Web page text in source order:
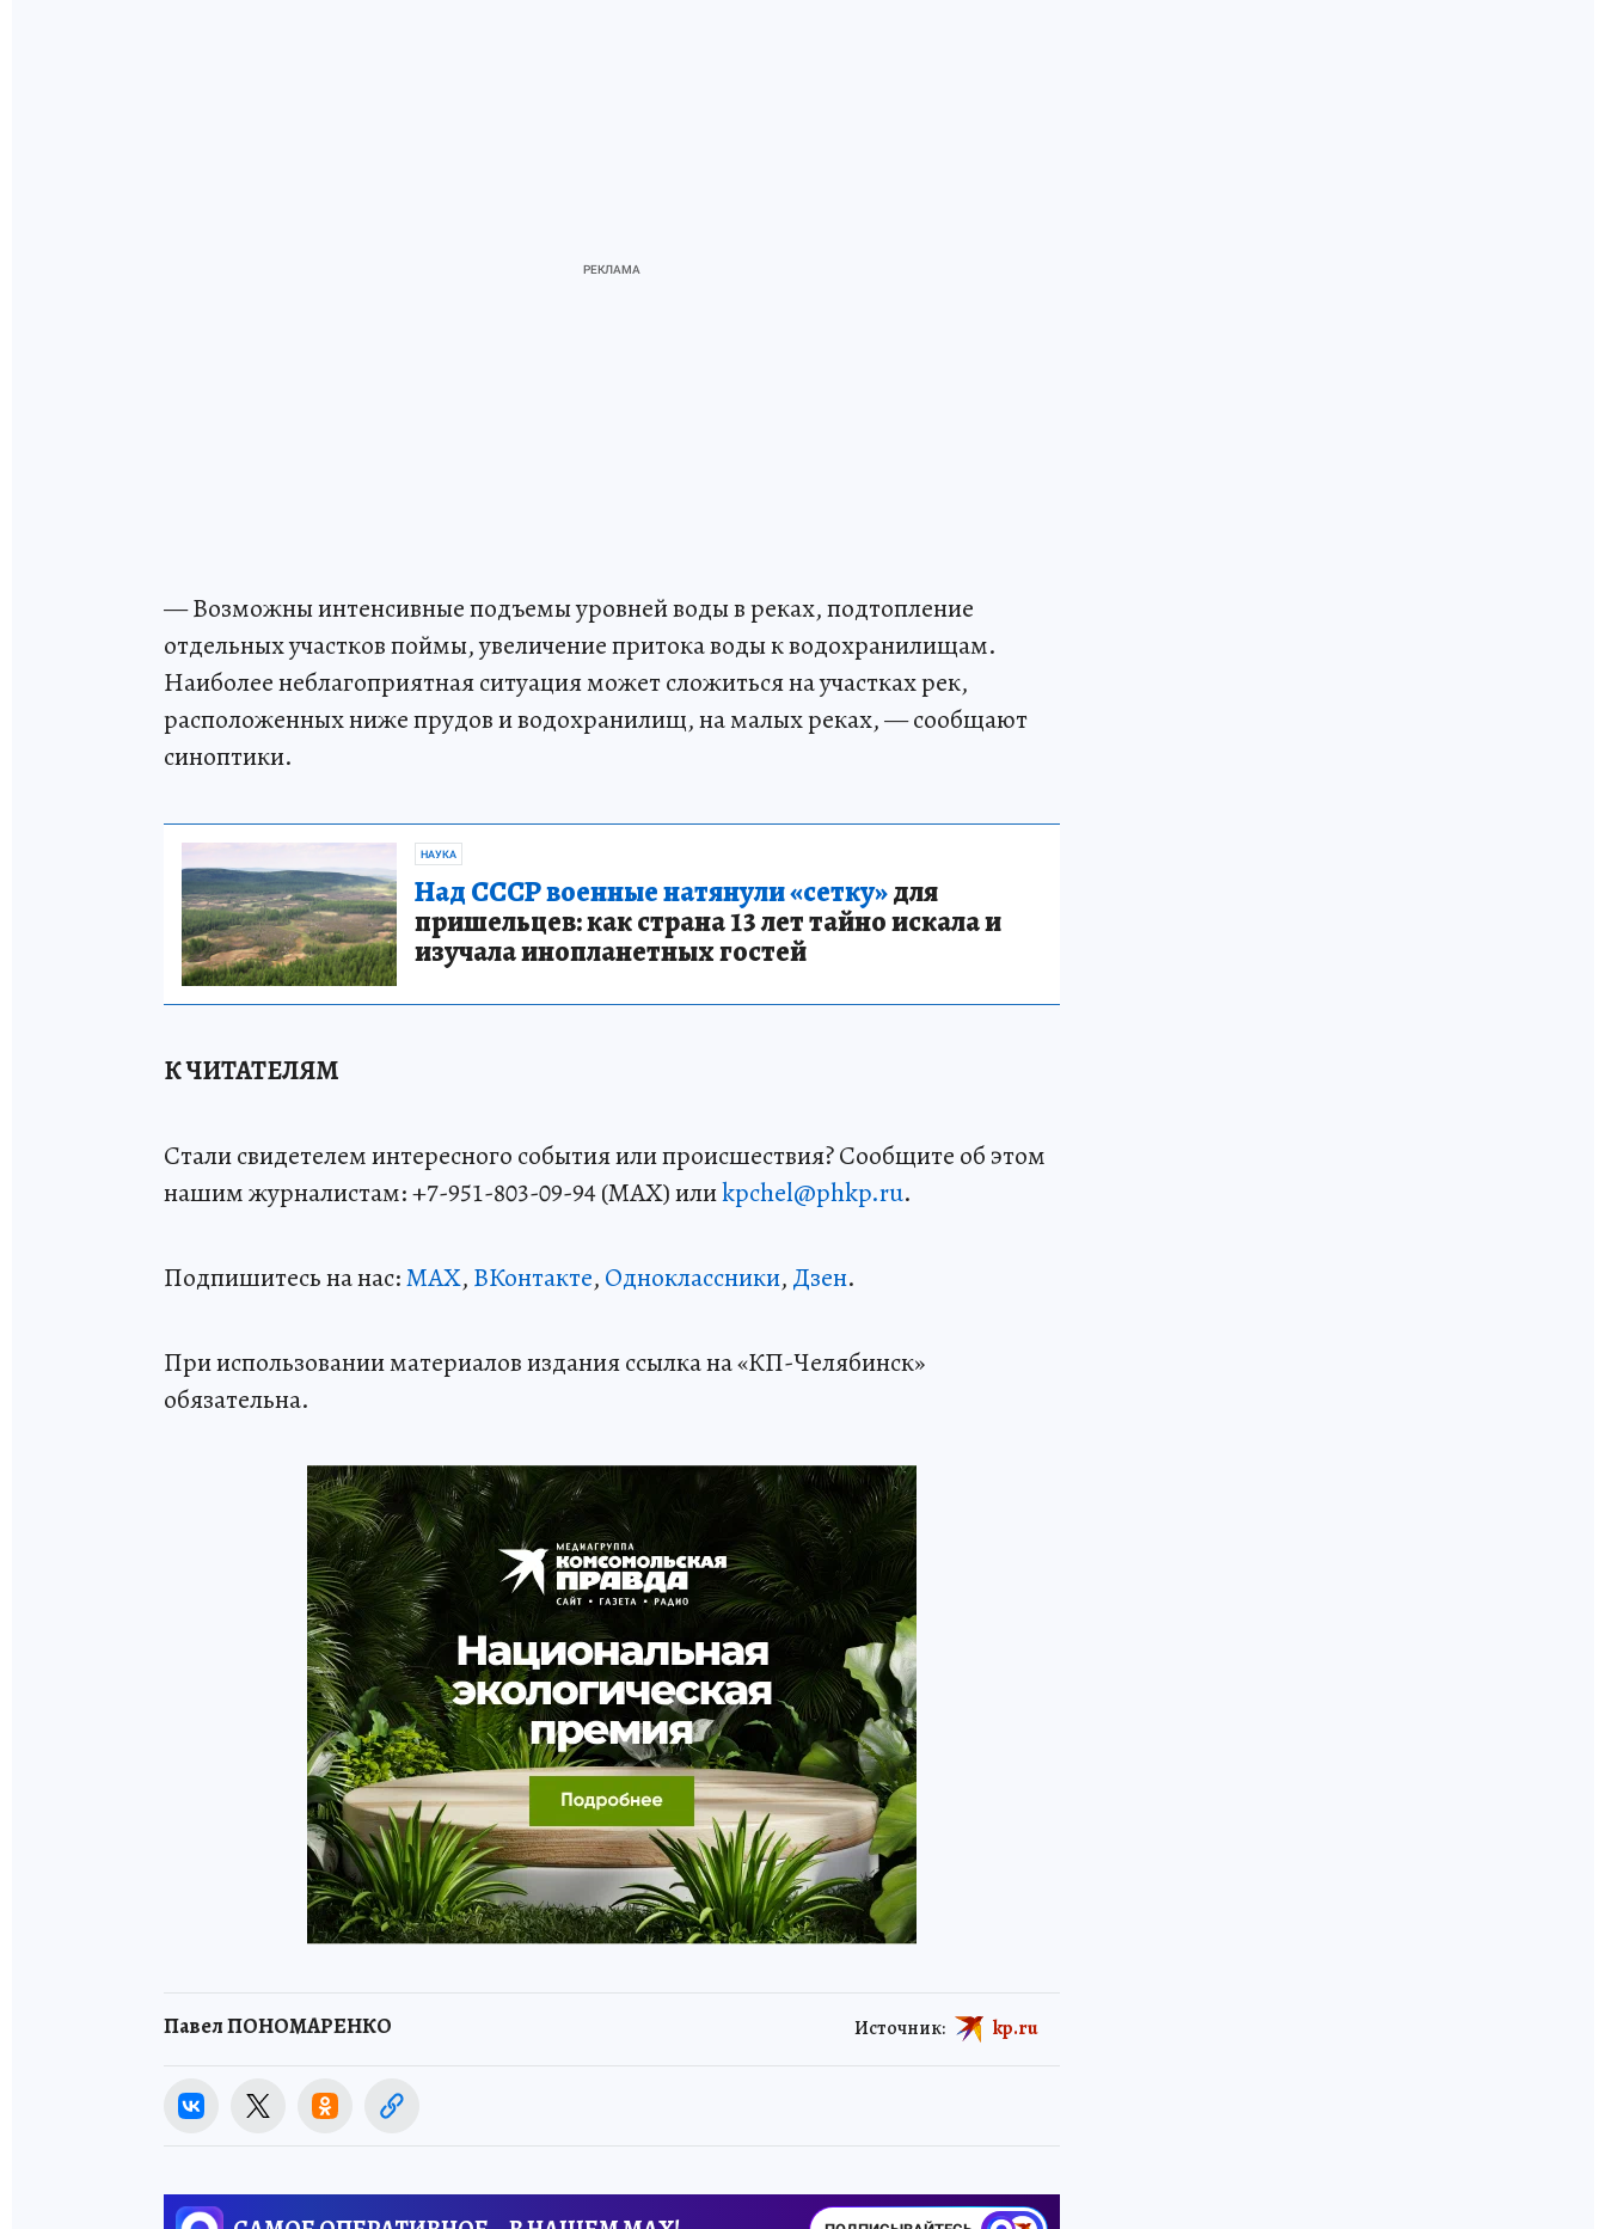
— Возможны интенсивные подъемы уровней воды в реках, подтопление
отдельных участков поймы, увеличение притока воды к водохранилищам.
Наиболее неблагоприятная ситуация может сложиться на участках рек,
расположенных ниже прудов и водохранилищ, на малых реках, — сообщают
синоптики.
НАУКА
Над СССР военные натянули «сетку»для
пришельцев: как страна 13 лет тайно искала и
изучала инопланетных гостей
К ЧИТАТЕЛЯМ
Стали свидетелем интересного события или происшествия? Сообщите об этом
нашим журналистам: +7-951-803-09-94 (MAX) илиkpchel@phkp.ru.
Подпишитесь на нас:MAX, ВКонтакте, Одноклассники, Дзен.
При использовании материалов издания ссылка на «КП-Челябинск»
обязательна.
Павел ПОНОМАРЕНКО Источник: kp.ru